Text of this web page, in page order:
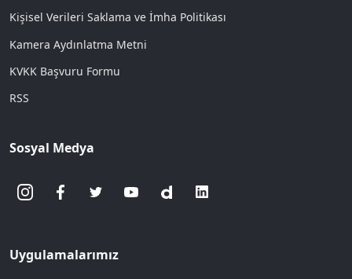
Kişisel Verileri Saklama ve İmha Politikası
Kamera Aydınlatma Metni
KVKK Başvuru Formu
RSS
Sosyal Medya
Uygulamalarımız